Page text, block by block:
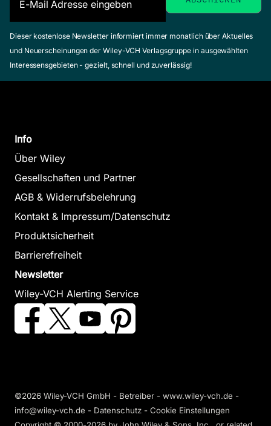
Dieser kostenlose Newsletter informiert immer monatlich über Aktuelles
und Neuerscheinungen der Wiley-VCH Verlagsgruppe in ausgewählten
Interessensgebieten - gezielt, schnell und zuverlässig!
Info
Über Wiley
Gesellschaften und Partner
AGB & Widerrufsbelehrung
Kontakt & Impressum/Datenschutz
Produktsicherheit
Barrierefreiheit
Newsletter
Wiley-VCH Alerting Service
©2026 Wiley-VCH GmbH - Betreiber - www.wiley-vch.de -
info@wiley-vch.de - Datenschutz - Cookie Einstellungen